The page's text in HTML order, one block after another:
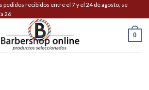
pedidos recibidos entre el 7 y el 24 de agosto, se
26
0